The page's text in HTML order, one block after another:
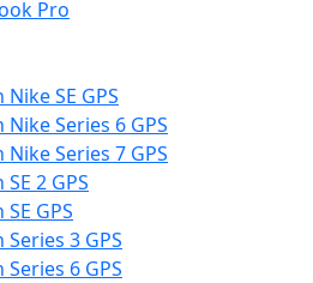
Pro
SE GPS
Series 6 GPS
Series 7 GPS
2 GPS
GPS
3 GPS
6 GPS